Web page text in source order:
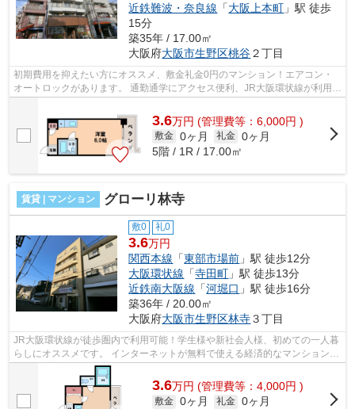
近鉄難波・奈良線 「大阪上本町 」駅 徒歩
15分
築35年 / 17.00㎡
大阪府大阪市生野区桃谷２丁目
初期費用を抑えたい方にオススメ、敷金礼金0円のマンション！エアコン・
オートロックがあります。 通勤通学にアクセス便利、JR大阪環状線が利用可
3.6万円 (管理費等：6,000円 )
敷金 0ヶ月 礼金 0ヶ月
5階 / 1R / 17.00㎡
賃貸 | マンション グローリ林寺
敷0 礼0
3.6万円
関西本線 「東部市場前 」駅 徒歩12分
大阪環状線 「寺田町 」駅 徒歩13分
近鉄南大阪線 「河堀口 」駅 徒歩16分
築36年 / 20.00㎡
大阪府大阪市生野区林寺３丁目
JR大阪環状線が徒歩圏内で利用可能！学生様や新社会人様、初めての一人暮
らしにオススメです。 インターネットが無料で使える経済的なマンション！
ペット飼育が相談可能となっていま...
3.6万円 (管理費等：4,000円 )
敷金 0ヶ月 礼金 0ヶ月